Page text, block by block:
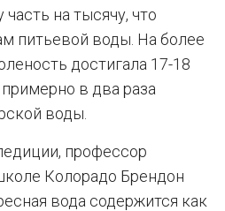
на тысячу, что
питьевой воды. На более
достигала 17-18
примерно в два раза
воды.
профессор
Колорадо Брендон
вода содержится как